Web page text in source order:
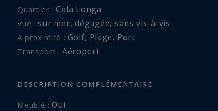
agrémenter votre séjour.
Quartier : Cala Longa
Vue : sur mer, dégagée, sans vis-à-vis
A proximité : Golf, Plage, Port
Transport : Aéroport
DESCRIPTION COMPLÉMENTAIRE
Meublé : Oui